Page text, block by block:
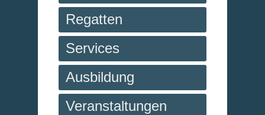
Regatten
Services
Ausbildung
Veranstaltungen